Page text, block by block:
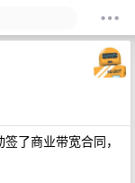
了商业带宽合同，